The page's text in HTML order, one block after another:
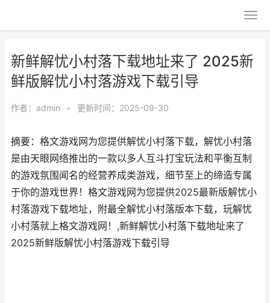
新鲜解忧小村落下载地址来了 2025新
鲜版解忧小村落游戏下载引导
作者： admin • 更新时间：2025-09-30
摘要：格文游戏网为您提供解忧小村落下载，解忧小村落
是由天眼网络推出的一款以多人互斗打宝玩法和平衡互制
的游戏氛围闻名的经营养成类游戏，细节至上的缔造专属
于你的游戏世界！格文游戏网为您提供2025最新版解忧小
村落游戏下载地址，附最全解忧小村落版本下载，玩解忧
小村落就上格文游戏网！,新鲜解忧小村落下载地址来了
2025新鲜版解忧小村落游戏下载引导